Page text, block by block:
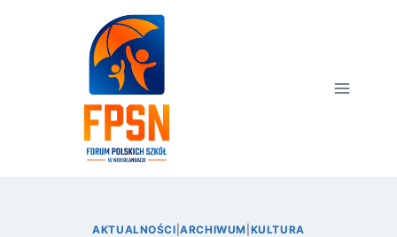
AKTUALNOŚCI |ARCHIWUM KULTURA